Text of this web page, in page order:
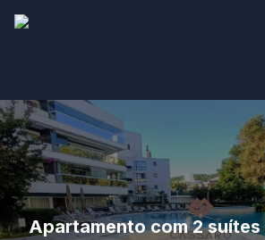
Apartamento com 2 suítes